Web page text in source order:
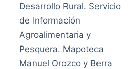
Desarrollo Rural. Servicio
de Información
Agroalimentaria y
Pesquera. Mapoteca
Manuel Orozco y Berra